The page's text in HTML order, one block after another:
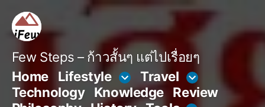
content
Few Steps – ก้าวสั้นๆ แต่ไปเรื่อยๆ
Home
Lifestyle
Travel
Technology
Knowledge Review